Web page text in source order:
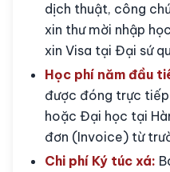
dịch thuật, công
xin thư mời nhập
xin Visa tại Đại sứ
Học phí năm đầu
được đóng trực
hoặc Đại học tại
đơn (Invoice) từ
Chi phí Ký túc xá: